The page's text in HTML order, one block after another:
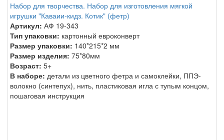
Набор для творчества. Набор для изготовления мягкой
игрушки "Каваии-кидз. Котик" (фетр)
Артикул: АФ 19-343
Тип упаковки: картонный евроконверт
Размер упаковки: 140*215*2 мм
Размер изделия: 75*80мм
Возраст: 5+
В наборе: детали из цветного фетра и самоклейки, ППЭ-
волокно (синтепух), нить, пластиковая игла с тупым концом,
пошаговая инструкция